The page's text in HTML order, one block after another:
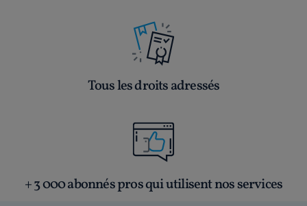
Tous les droits adressés
+ 3 000 abonnés pros qui utilisent nos services